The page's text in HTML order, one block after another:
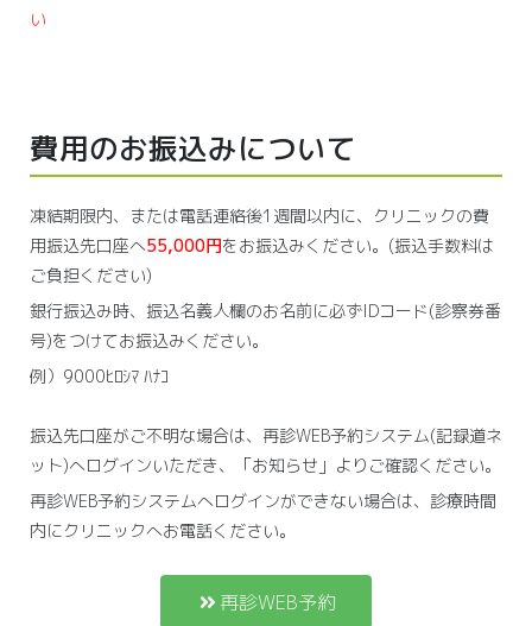
い
費用のお振込みについて
凍結期限内、または電話連絡後1週間以内に、クリニックの費
用振込先口座へ55,000円をお振込みください。(振込手数料は
ご負担ください)
銀行振込み時、振込名義人欄のお名前に必ずIDコード(診察券番
号)をつけてお振込みください。
例）9000ﾋﾛｼﾏ ﾊﾅｺ
振込先口座がご不明な場合は、再診WEB予約システム(記録道ネ
ット)へログインいただき、「お知らせ」よりご確認ください。
再診WEB予約システムへログインができない場合は、診療時間
内にクリニックへお電話ください。
再診WEB予約